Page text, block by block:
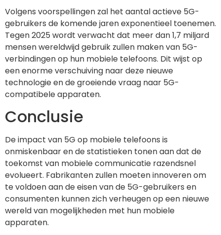
Volgens voorspellingen zal het aantal actieve 5G-
gebruikers de komende jaren exponentieel toenemen.
Tegen 2025 wordt verwacht dat meer dan 1,7 miljard
mensen wereldwijd gebruik zullen maken van 5G-
verbindingen op hun mobiele telefoons. Dit wijst op
een enorme verschuiving naar deze nieuwe
technologie en de groeiende vraag naar 5G-
compatibele apparaten.
Conclusie
De impact van 5G op mobiele telefoons is
onmiskenbaar en de statistieken tonen aan dat de
toekomst van mobiele communicatie razendsnel
evolueert. Fabrikanten zullen moeten innoveren om
te voldoen aan de eisen van de 5G-gebruikers en
consumenten kunnen zich verheugen op een nieuwe
wereld van mogelijkheden met hun mobiele
apparaten.